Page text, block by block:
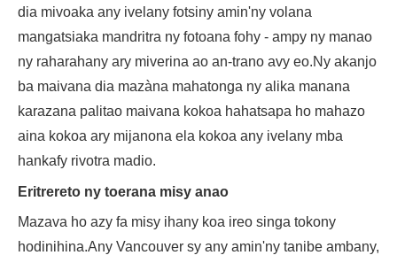
dia mivoaka any ivelany fotsiny amin'ny volana
mangatsiaka mandritra ny fotoana fohy - ampy ny manao
ny raharahany ary miverina ao an-trano avy eo.Ny akanjo
ba maivana dia mazàna mahatonga ny alika manana
karazana palitao maivana kokoa hahatsapa ho mahazo
aina kokoa ary mijanona ela kokoa any ivelany mba
hankafy rivotra madio.
Eritrereto ny toerana misy anao
Mazava ho azy fa misy ihany koa ireo singa tokony
hodinihina.Any Vancouver sy any amin'ny tanibe ambany,